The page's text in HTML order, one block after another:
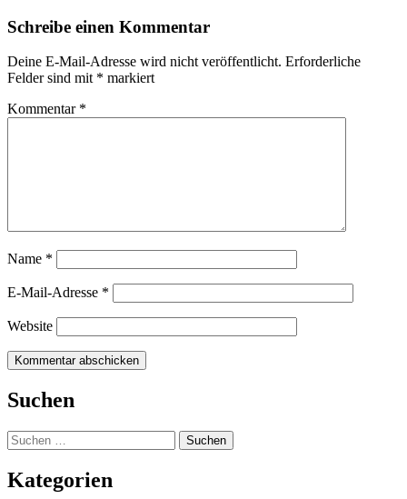
Schreibe einen Kommentar
Deine E-Mail-Adresse wird nicht veröffentlicht. Erforderliche
Felder sind mit * markiert
Kommentar *
Name *
E-Mail-Adresse *
Website
Suchen
Suchen
nach:
Kategorien